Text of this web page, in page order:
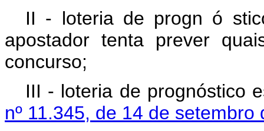
II - loteria de progn ó
apostador tenta prever
concurso;
III - loteria de prognóstico
nº 11.345, de 14 de